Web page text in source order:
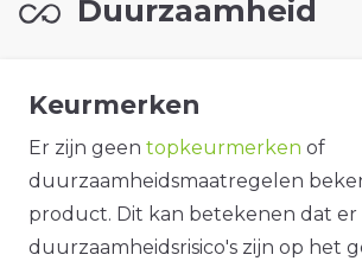
Duurzaamheid
Keurmerken
Er zijn geen topkeurmerken of
duurzaamheidsmaatregelen
product. Dit kan betekenen dat er
duurzaamheidsrisico's zijn op het